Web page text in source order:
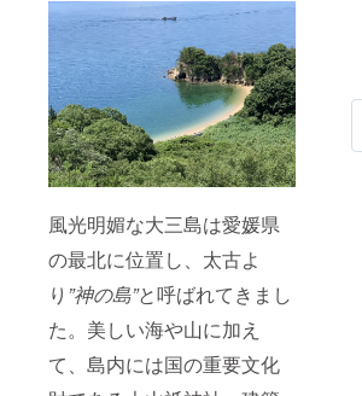
風光明媚な大三島は愛媛県
の最北に位置し、太古よ
り ”神の島”と呼ばれてきまし
た。美しい海や山に加え
て、島内には国の重要文化